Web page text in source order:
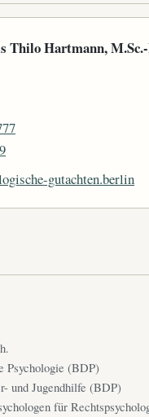
Thilo Hartmann,
gutachten.berlin
Psychologie (BDP)
und Jugendhilfe (BDP)
für